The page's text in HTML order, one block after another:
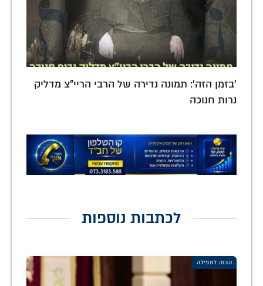
'בזמן הזה': תמונה נדירה של הרבי הריי"צ מדליק
נרות חנוכה
לכתבות נוספות
הכנה לתפילה